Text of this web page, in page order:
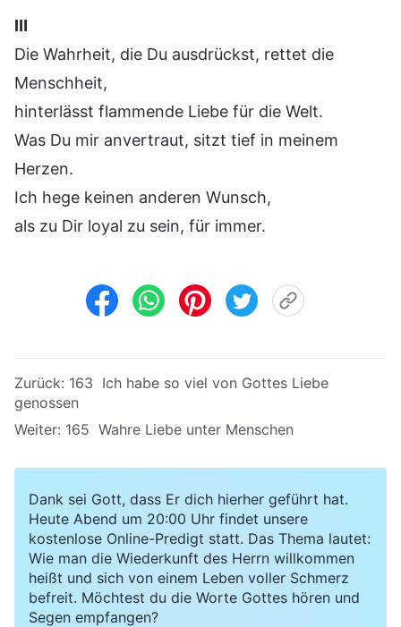
Ⅲ
Die Wahrheit, die Du ausdrückst, rettet die
Menschheit,
hinterlässt flammende Liebe für die Welt.
Was Du mir anvertraut, sitzt tief in meinem
Herzen.
Ich hege keinen anderen Wunsch,
als zu Dir loyal zu sein, für immer.
Zurück: 163 Ich habe so viel von Gottes Liebe
genossen
Weiter: 165 Wahre Liebe unter Menschen
Dank sei Gott, dass Er dich hierher geführt hat.
Heute Abend um 20:00 Uhr findet unsere
kostenlose Online-Predigt statt. Das Thema lautet:
Wie man die Wiederkunft des Herrn willkommen
heißt und sich von einem Leben voller Schmerz
befreit. Möchtest du die Worte Gottes hören und
Segen empfangen?